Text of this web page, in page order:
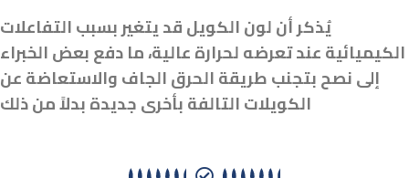
يُذكر أن لون الكويل قد يتغير بسبب التفاعلات
الكيميائية عند تعرضه لحرارة عالية، ما دفع بعض الخبراء
إلى نصح بتجنب طريقة الحرق الجاف والاستعاضة عن
الكويلات التالفة بأخرى جديدة بدلاً من ذلك